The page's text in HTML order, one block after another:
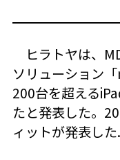
ヒラトヤは、
ソリューション
200台を超える
たと発表した。
ィットが発表した.